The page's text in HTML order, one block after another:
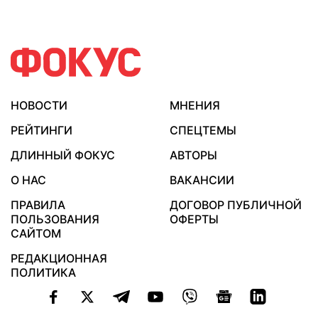
НОВОСТИ
МНЕНИЯ
РЕЙТИНГИ
СПЕЦТЕМЫ
ДЛИННЫЙ ФОКУС
АВТОРЫ
О НАС
ВАКАНСИИ
ПРАВИЛА
ПОЛЬЗОВАНИЯ
САЙТОМ
ДОГОВОР ПУБЛИЧНОЙ
ОФЕРТЫ
РЕДАКЦИОННАЯ
ПОЛИТИКА